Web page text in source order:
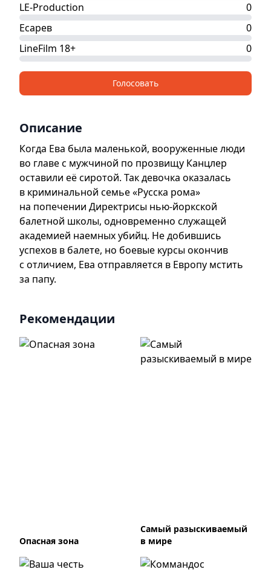
LE-Production
0
Есарев
0
LineFilm 18+
0
Голосовать
Описание
Когда Ева была маленькой, вооруженные люди
во главе с мужчиной по прозвищу Канцлер
оставили её сиротой. Так девочка оказалась
в криминальной семье «Русска рома»
на попечении Директрисы нью-йоркской
балетной школы, одновременно служащей
академией наемных убийц. Не добившись
успехов в балете, но боевые курсы окончив
с отличием, Ева отправляется в Европу мстить
за папу.
Рекомендации
Опасная зона
Самый разыскиваемый
в мире